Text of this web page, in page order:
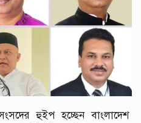
হুইপ হচ্ছেন বাংলাদেশ